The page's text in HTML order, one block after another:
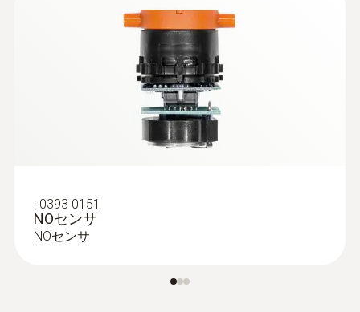
: 0393 0151
NOセンサ
NOセンサ